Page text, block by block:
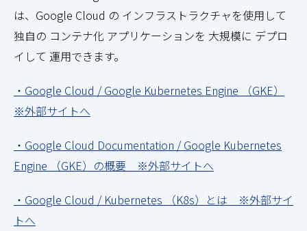
は、Google Cloud の インフラストラクチャを使用して
独自の コンテナ化 アプリケーションを 大規模に デプロ
イして 運用できます。
・Google Cloud / Google Kubernetes Engine （GKE）
※外部サイトへ
・Google Cloud Documentation / Google Kubernetes
Engine （GKE）の概要 ※外部サイトへ
・Google Cloud / Kubernetes （K8s）とは ※外部サイ
トへ